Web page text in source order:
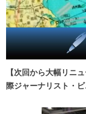
【次回から大幅リニ
際ジャーナリスト・